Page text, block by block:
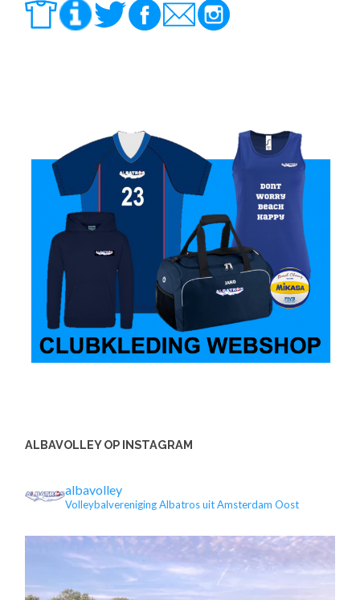
ALBAVOLLEY OP INSTAGRAM
albavolley
Volleybalvereniging Albatros uit Amsterdam Oost